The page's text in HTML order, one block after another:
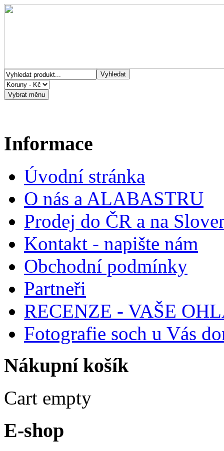
Informace
Úvodní stránka
O nás a ALABASTRU
Prodej do ČR a na
Kontakt - napište nám
Obchodní podmínky
Partneři
RECENZE - VAŠE
Fotografie soch u Vás
Nákupní košík
Cart empty
E-shop